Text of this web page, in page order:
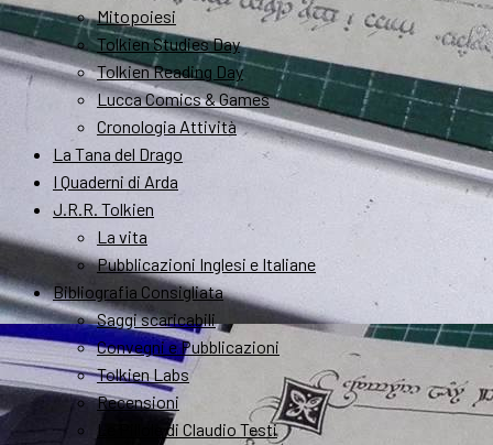
Mitopoiesi
Tolkien Studies Day
Tolkien Reading Day
Lucca Comics & Games
Cronologia Attività
La Tana del Drago
I Quaderni di Arda
J.R.R. Tolkien
La vita
Pubblicazioni Inglesi e Italiane
Bibliografia Consigliata
Saggi scaricabili
Convegni e Pubblicazioni
Tolkien Labs
Recensioni
Le Pillole di Claudio Testi